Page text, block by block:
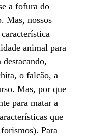
a fofura do
Mas, nossos
animal para
o falcão, a
Mas, por que
para matar a
que
Para